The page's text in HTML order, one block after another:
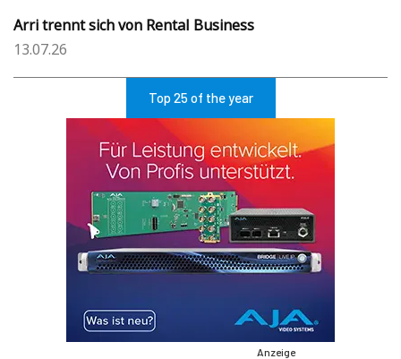
Arri trennt sich von Rental Business
13.07.26
Top 25 of the year
Anzeige